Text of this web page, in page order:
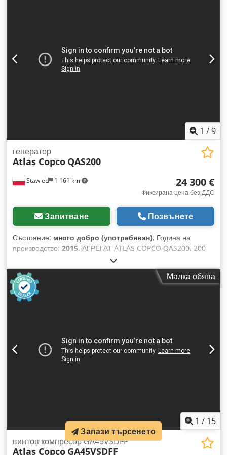
1 /9
Stawiec 1 161 km
генератор
Atlas Copco QAS200
24 300 €
Фиксирана цена без ДДС
Запитване Позвънете
Състояние: много добро (употребяван), Година на
производство: 2015, АГРЕГАТ ATLAS COPCO QAS200, 200
kVA, 2015 г., след сервизно обслужване Технически данни:
Мощност: 200 kVA (160 kW); Година на производство: 2015;
Cjdpozp H T Hsfx Af Hjha Двигател: VOLVO PENTA
Наработка: 3705 часа Агрегатът е в напълно изправно
състояние. Нетна цена: 105 000 злоти Брутна цена: 129
Малка обява
1 / 15
винтов компресор GA45VSDFF
Atlas Copco GA45VSDFF
Запази търсенето